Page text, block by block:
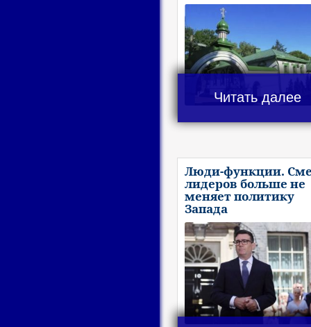
Читать далее
Люди-функции.
лидеров больше не
меняет политику
Запада